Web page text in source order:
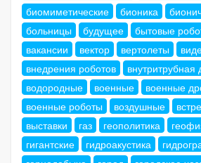
биомиметические
бионика
больницы
будущее бытовые
вакансии
вектор вертолеты
внедрения роботов
внутритрубная
водородные
военные
военные
военные роботы
воздушные
выставки
газ геополитика
гигантские
гидроакустика